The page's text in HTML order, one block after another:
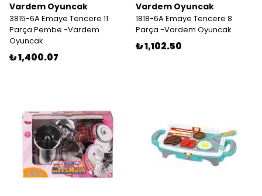
Vardem Oyuncak
3815-6A Emaye Tencere 11
Parça Pembe -Vardem
Oyuncak
₺ 1,400.07
Vardem Oyuncak
1818-6A Emaye Tencere 8
Parça -Vardem Oyuncak
₺ 1,102.50